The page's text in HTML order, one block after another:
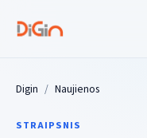
Digin Naujienos
STRAIPSNIS